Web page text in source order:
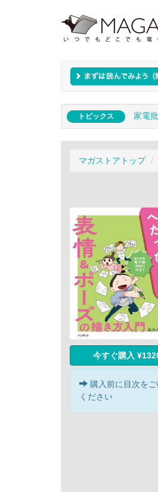
トピックス 家電
マガストアトップ
今すぐ購入
購入前に目次を
ください